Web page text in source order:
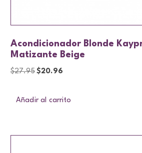
Acondicionador Blonde
Matizante Beige
$27.95 $20.96
Añadir al carrito